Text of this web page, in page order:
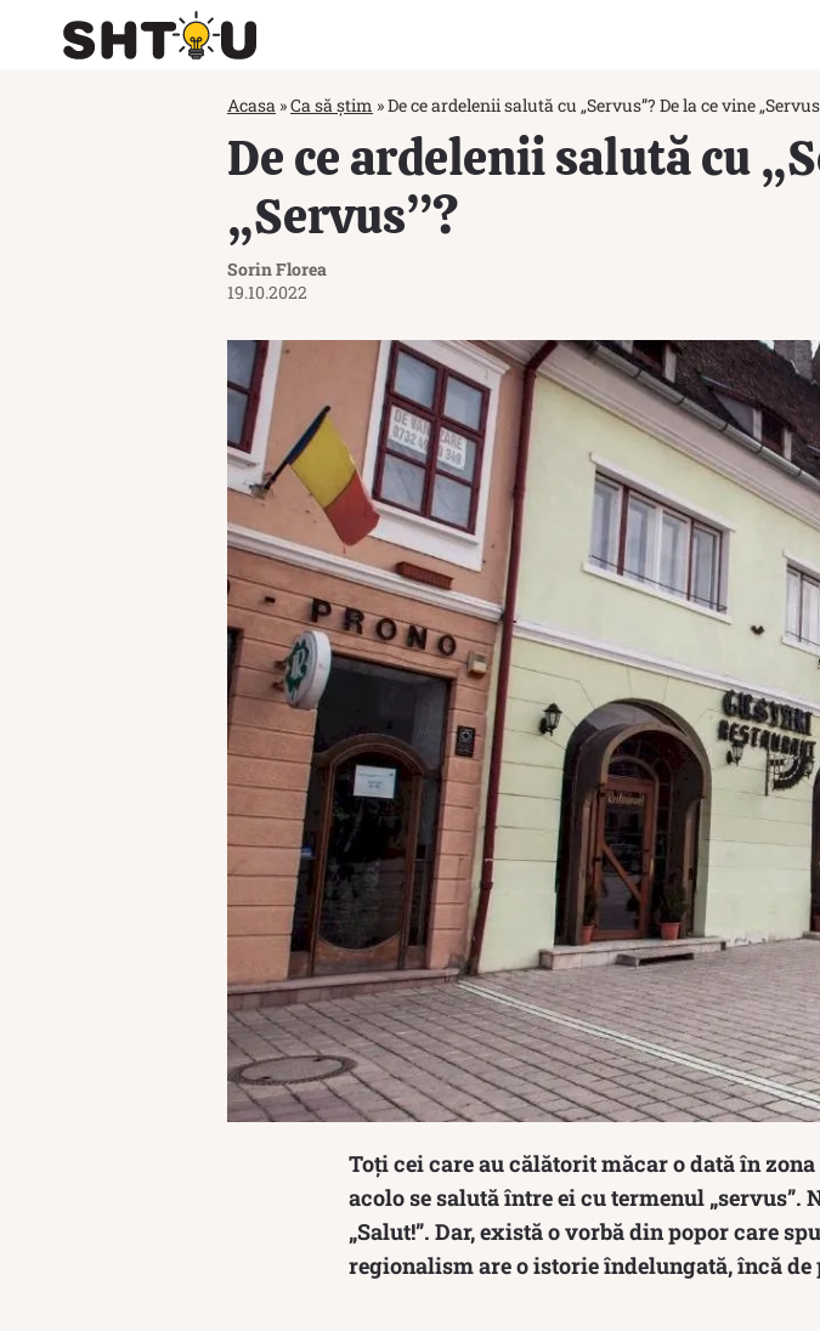
Acasa »Ca să știm »De ce ardelenii salută cu „Servus”? De la ce vine
De ce ardelenii salută cu
„Servus”?
Sorin Florea
19.10.2022
Toți cei care au călătorit măcar o dată în
acolo se salută între ei cu termenul
„Salut!”. Dar, există o vorbă din popor care
regionalism are o istorie îndelungată, încă